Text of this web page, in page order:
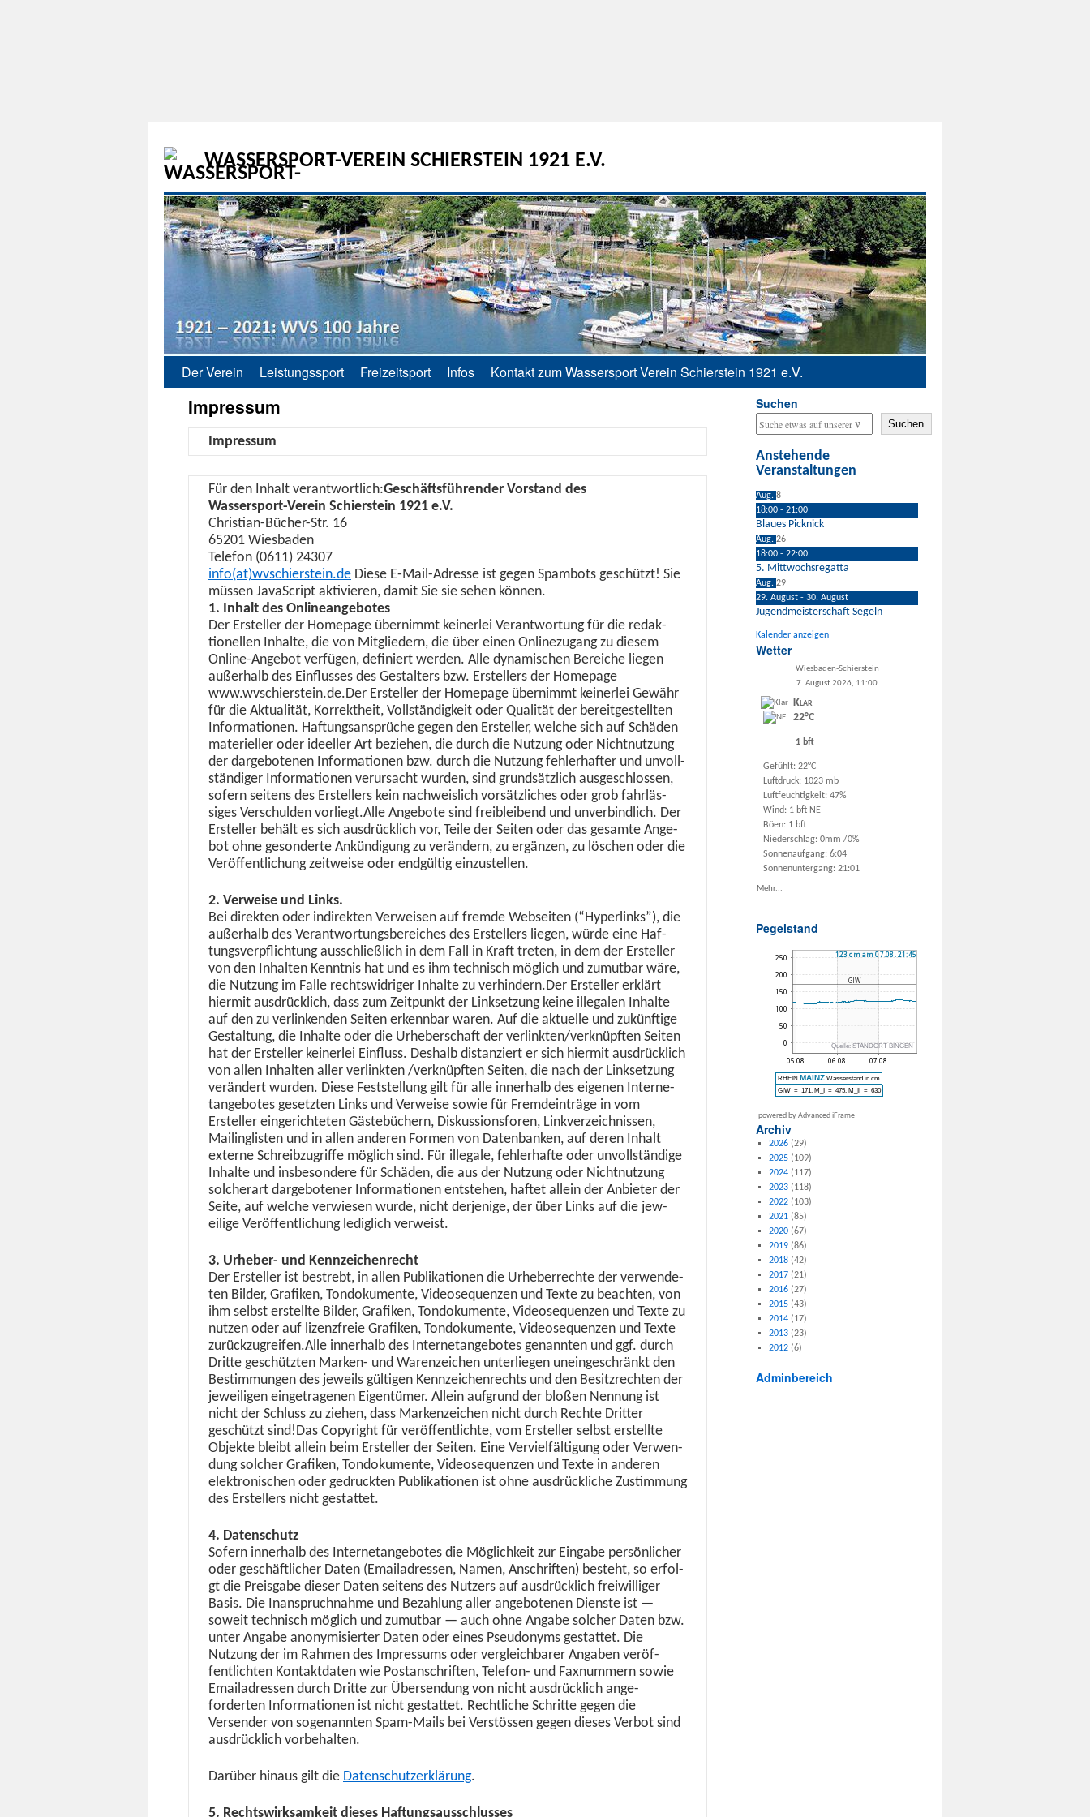
WASSERSPORT-VEREIN SCHIERSTEIN 1921 E.V.
Zum
Inhalt
Der Verein Leistungssport Freizeitsport Infos Kontakt zum Wassersport Verein Schierstein 1921 e.V.
Impressum
Impres­sum
Für den Inhalt ver­ant­wortlich:Geschäfts­führen­der Vor­stand des
Wasser­sport-Vere­in Schier­stein 1921 e.V.
Chris­t­ian-Büch­er-Str. 16
65201 Wiesbaden
Tele­fon (0611) 24307
info(at)wvschierstein.de Diese E‑Mail-Adresse ist gegen Spam­bots geschützt! Sie
müssen JavaScript aktivieren, damit Sie sie sehen können.
1. Inhalt des Onlineangebotes
Der Ersteller der Home­page übern­immt kein­er­lei Ver­ant­wor­tung für die redak­
tionellen Inhalte, die von Mit­gliedern, die über einen Onlinezu­gang zu diesem
Online-Ange­bot ver­fü­gen, definiert wer­den. Alle dynamis­chen Bere­iche liegen
außer­halb des Ein­flusses des Gestal­ters bzw. Erstellers der Home­page
www.wvschierstein.de.Der Ersteller der Home­page übern­immt kein­er­lei Gewähr
für die Aktu­al­ität, Kor­rek­theit, Voll­ständigkeit oder Qual­ität der bere­it­gestell­ten
Infor­ma­tio­nen. Haf­tungsansprüche gegen den Ersteller, welche sich auf Schä­den
materieller oder ideeller Art beziehen, die durch die Nutzung oder Nicht­nutzung
der darge­bote­nen Infor­ma­tio­nen bzw. durch die Nutzung fehler­hafter und unvoll­
ständi­ger Infor­ma­tio­nen verur­sacht wur­den, sind grund­sät­zlich aus­geschlossen,
sofern seit­ens des Erstellers kein nach­weis­lich vorsät­zlich­es oder grob fahrläs­
siges Ver­schulden vorliegt.Alle Ange­bote sind freibleibend und unverbindlich. Der
Ersteller behält es sich aus­drück­lich vor, Teile der Seit­en oder das gesamte Ange­
bot ohne geson­derte Ankündi­gung zu verän­dern, zu ergänzen, zu löschen oder die
Veröf­fentlichung zeitweise oder endgültig einzustellen.
2. Ver­weise und Links.
Bei direk­ten oder indi­rek­ten Ver­weisen auf fremde Web­seit­en (“Hyper­links”), die
außer­halb des Ver­ant­wor­tungs­bere­ich­es des Erstellers liegen, würde eine Haf­
tungsverpflich­tung auss­chließlich in dem Fall in Kraft treten, in dem der Ersteller
von den Inhal­ten Ken­nt­nis hat und es ihm tech­nisch möglich und zumut­bar wäre,
die Nutzung im Falle rechtswidriger Inhalte zu verhindern.Der Ersteller erk­lärt
hier­mit aus­drück­lich, dass zum Zeit­punkt der Linkset­zung keine ille­galen Inhalte
auf den zu ver­link­enden Seit­en erkennbar waren. Auf die aktuelle und zukün­ftige
Gestal­tung, die Inhalte oder die Urhe­ber­schaft der verlinkten/verknüpften Seit­en
hat der Ersteller kein­er­lei Ein­fluss. Deshalb dis­tanziert er sich hier­mit aus­drück­lich
von allen Inhal­ten aller ver­link­ten /verknüpften Seit­en, die nach der Linkset­zung
verän­dert wur­den. Diese Fest­stel­lung gilt für alle inner­halb des eige­nen Inter­ne­
tange­botes geset­zten Links und Ver­weise sowie für Fremdein­träge in vom
Ersteller ein­gerichteten Gäste­büch­ern, Diskus­sions­foren, Linkverze­ich­nis­sen,
Mail­inglis­ten und in allen anderen For­men von Daten­banken, auf deren Inhalt
externe Schreibzu­griffe möglich sind. Für ille­gale, fehler­hafte oder unvoll­ständi­ge
Inhalte und ins­beson­dere für Schä­den, die aus der Nutzung oder Nicht­nutzung
solcher­art darge­boten­er Infor­ma­tio­nen entste­hen, haftet allein der Anbi­eter der
Seite, auf welche ver­wiesen wurde, nicht der­jenige, der über Links auf die jew­
eilige Veröf­fentlichung lediglich verweist.
3. Urhe­ber- und Kennzeichenrecht
Der Ersteller ist bestrebt, in allen Pub­lika­tio­nen die Urhe­ber­rechte der ver­wen­de­
ten Bilder, Grafiken, Ton­doku­mente, Videose­quen­zen und Texte zu beacht­en, von
ihm selb­st erstellte Bilder, Grafiken, Ton­doku­mente, Videose­quen­zen und Texte zu
nutzen oder auf lizen­zfreie Grafiken, Ton­doku­mente, Videose­quen­zen und Texte
zurückzugreifen.Alle inner­halb des Inter­ne­tange­botes genan­nten und ggf. durch
Dritte geschützten Marken- und Waren­ze­ichen unter­liegen uneingeschränkt den
Bes­tim­mungen des jew­eils gülti­gen Kennze­ichen­rechts und den Besitzrecht­en der
jew­eili­gen einge­tra­ge­nen Eigen­tümer. Allein auf­grund der bloßen Nen­nung ist
nicht der Schluss zu ziehen, dass Marken­ze­ichen nicht durch Rechte Drit­ter
geschützt sind!Das Copy­right für veröf­fentlichte, vom Ersteller selb­st erstellte
Objek­te bleibt allein beim Ersteller der Seit­en. Eine Vervielfäl­ti­gung oder Ver­wen­
dung solch­er Grafiken, Ton­doku­mente, Videose­quen­zen und Texte in anderen
elek­tro­n­is­chen oder gedruck­ten Pub­lika­tio­nen ist ohne aus­drück­liche Zus­tim­mung
des Erstellers nicht gestattet.
4. Daten­schutz
Sofern inner­halb des Inter­ne­tange­botes die Möglichkeit zur Eingabe per­sön­lich­er
oder geschäftlich­er Dat­en (Emailadressen, Namen, Anschriften) beste­ht, so erfol­
gt die Preis­gabe dieser Dat­en seit­ens des Nutzers auf aus­drück­lich frei­williger
Basis. Die Inanspruch­nahme und Bezahlung aller ange­bote­nen Dien­ste ist —
soweit tech­nisch möglich und zumut­bar — auch ohne Angabe solch­er Dat­en bzw.
unter Angabe anonymisiert­er Dat­en oder eines Pseu­do­nyms ges­tat­tet. Die
Nutzung der im Rah­men des Impres­sums oder ver­gle­ich­bar­er Angaben veröf­
fentlicht­en Kon­tak­t­dat­en wie Postan­schriften, Tele­fon- und Faxnum­mern sowie
Emailadressen durch Dritte zur Übersendung von nicht aus­drück­lich ange­
forderten Infor­ma­tio­nen ist nicht ges­tat­tet. Rechtliche Schritte gegen die
Versender von soge­nan­nten Spam-Mails bei Ver­stössen gegen dieses Ver­bot sind
aus­drück­lich vorbehalten.
Darüber hin­aus gilt die Daten­schutzerk­lärung.
5. Rechtswirk­samkeit dieses Haftungsausschlusses
Suchen
Suchen
Anstehende
Veranstaltungen
Aug. 8
18:00 - 21:00
Blaues Picknick
Aug. 26
18:00 - 22:00
5. Mittwochsregatta
Aug. 29
29. August - 30. August
Jugendmeisterschaft Segeln
Kalender anzeigen
Wetter
Wiesbaden-Schierstein
7. August 2026, 11:00
Klar
22°C
1 bft
Gefühlt: 22°C
Luftdruck: 1023 mb
Luftfeuchtigkeit: 47%
Wind: 1 bft NE
Böen: 1 bft
Niederschlag: 0mm /0%
Sonnenaufgang: 6:04
Sonnenuntergang: 21:01
Mehr...
Pegelstand
powered by Advanced iFrame
Archiv
2026(29)
2025(109)
2024(117)
2023(118)
2022(103)
2021(85)
2020(67)
2019(86)
2018(42)
2017(21)
2016(27)
2015(43)
2014(17)
2013(23)
2012(6)
Adminbereich